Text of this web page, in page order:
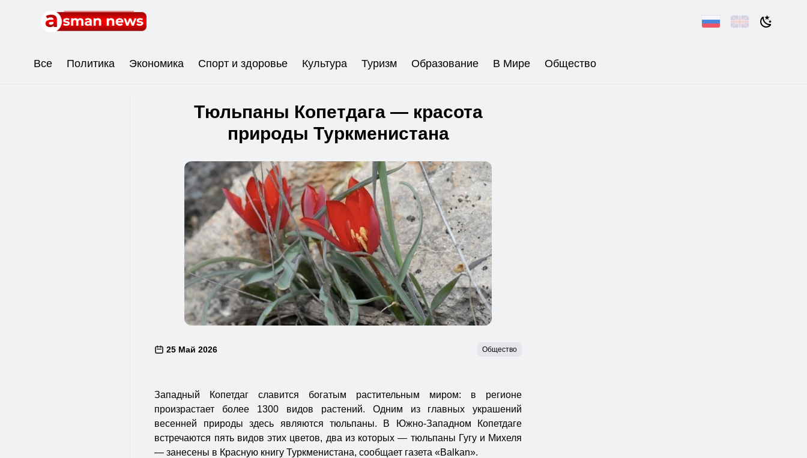
Все Политика Экономика Спорт и здоровье Культура Туризм Образование В Мире Общество
Тюльпаны Копетдага — красота
природы Туркменистана
25 Май 2026 Общество
Западный Копетдаг славится богатым растительным миром: в регионе
произрастает более 1300 видов растений. Одним из главных украшений
весенней природы здесь являются тюльпаны. В Южно-Западном Копетдаге
встречаются пять видов этих цветов, два из которых — тюльпаны Гугу и Михеля
— занесены в Красную книгу Туркменистана, сообщает газета «Balkan».